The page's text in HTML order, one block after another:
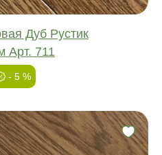
Дуб Рустик
Арт. 711
- 5 %